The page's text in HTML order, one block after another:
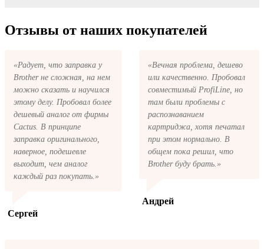
любых моделей принтеров.
Cactus premium для Sharp на указанную
вами электронную почту придёт письмо с
возможно, чтобы оформить доставку. Если
вы не получили письмо с копией заказа,
пожалуйста, свяжитесь с нами через сервис
обратная связь, или позвоните.
Отзывы от наших покупателей
«Радует, что заправка у
Brother не сложная, на нем
можно сказать и научился
этому делу. Пробовал более
дешевый аналог от фирмы
Cactus. В принципе
заправка оригинального,
наверное, подешевле
выходит, чем аналог
каждый раз покупать.»
Сергей
«Вечная проблема, дешево
или качественно. Пробовал
совместимый ProfiLine, но
там были проблемы с
распознаванием
картриджа, хотя печатал
при этом нормально. В
общем пока решил, что
Brother буду брать.»
Андрей